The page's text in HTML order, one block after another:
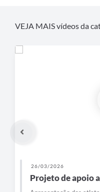
VEJA MAIS vídeos da
26/03/2026
Projeto de apoio